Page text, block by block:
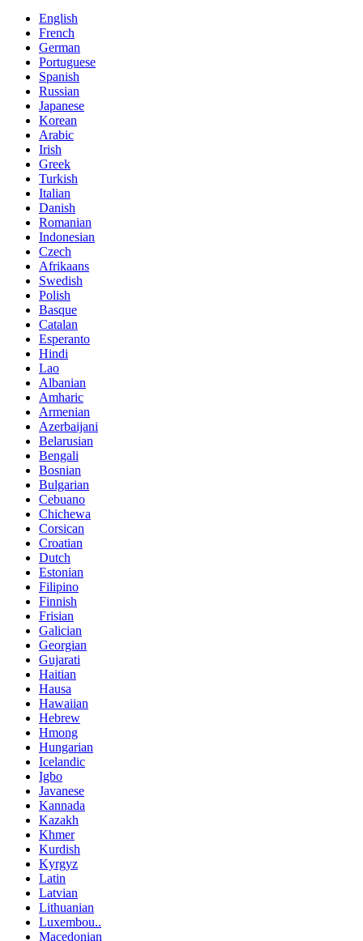
English
French
German
Portuguese
Spanish
Russian
Japanese
Korean
Arabic
Irish
Greek
Turkish
Italian
Danish
Romanian
Indonesian
Czech
Afrikaans
Swedish
Polish
Basque
Catalan
Esperanto
Hindi
Lao
Albanian
Amharic
Armenian
Azerbaijani
Belarusian
Bengali
Bosnian
Bulgarian
Cebuano
Chichewa
Corsican
Croatian
Dutch
Estonian
Filipino
Finnish
Frisian
Galician
Georgian
Gujarati
Haitian
Hausa
Hawaiian
Hebrew
Hmong
Hungarian
Icelandic
Igbo
Javanese
Kannada
Kazakh
Khmer
Kurdish
Kyrgyz
Latin
Latvian
Lithuanian
Luxembou..
Macedonian